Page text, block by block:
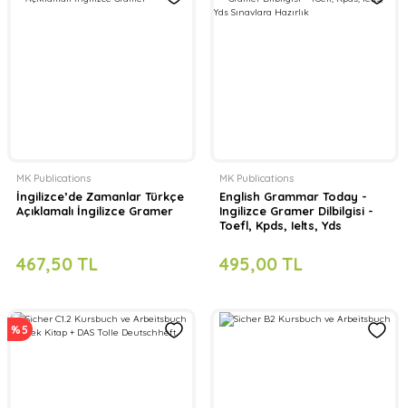
MK Publications
İngilizce’de Zamanlar Türkçe
Açıklamalı İngilizce Gramer
467,50 TL
MK Publications
English Grammar Today -
Ingilizce Gramer Dilbilgisi -
Toefl, Kpds, Ielts, Yds
495,00 TL
%5